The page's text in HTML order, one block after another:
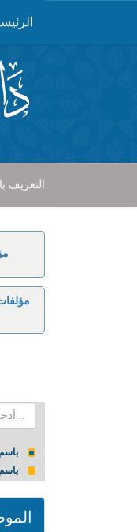
التعريف